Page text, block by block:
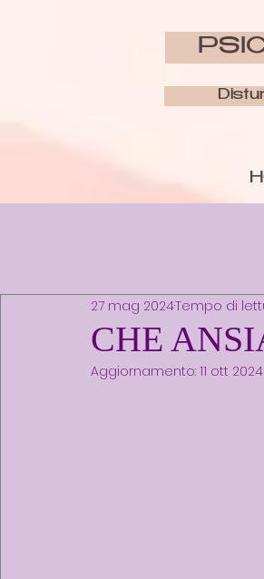
CHE
27 mag 2024Tempo di
Aggiornamento: 11 ott 2024